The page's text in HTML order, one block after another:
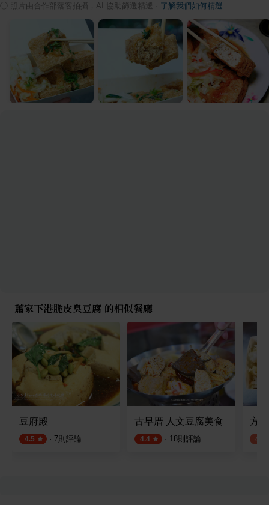
照片由合作部落客拍攝，AI 協助篩選精選 了解我們如何精選
蕭家下港脆皮臭豆腐 的相似餐廳
豆府殿
4.5 · 7則評論
古早厝 人文豆腐美食
4.4 · 18則評論
方
4.2